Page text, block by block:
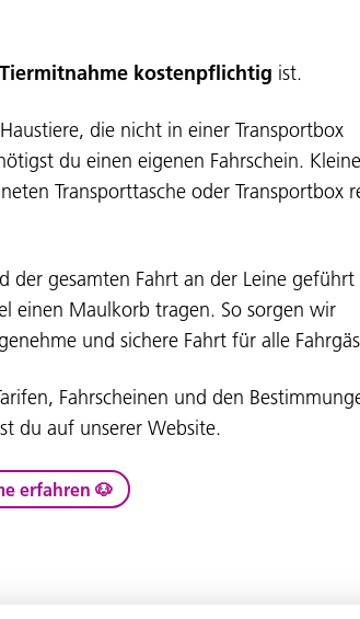
Tiermitnahme kostenpflichtig ist.
die nicht in einer Transportbox
du einen eigenen Fahrschein. Kleine
Transporttasche oder Transportbox
der gesamten Fahrt an der Leine geführt
einen Maulkorb tragen. So sorgen wir
und sichere Fahrt für alle
Fahrscheinen und den
du auf unserer Website.
erfahren 🐶